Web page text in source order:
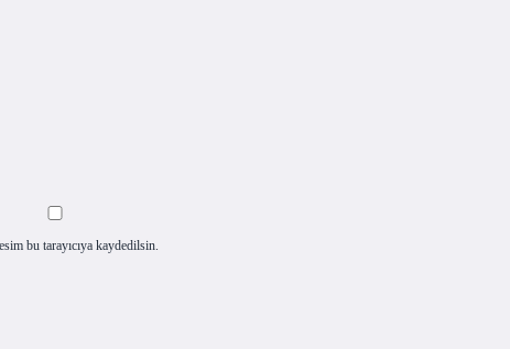
bu tarayıcıya kaydedilsin.